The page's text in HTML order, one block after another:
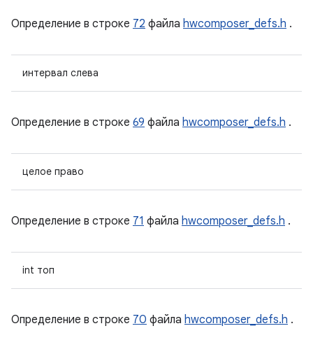
Определение в строке 72 файла hwcomposer_defs.h .
интервал слева
Определение в строке 69 файла hwcomposer_defs.h .
целое право
Определение в строке 71 файла hwcomposer_defs.h .
int топ
Определение в строке 70 файла hwcomposer_defs.h .